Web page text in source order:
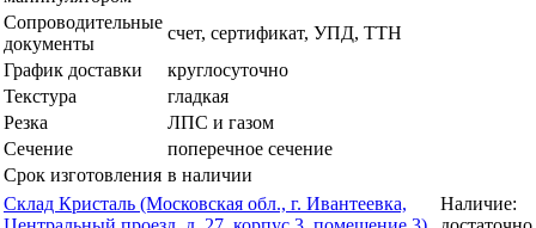
Сопроводительные
документы
счет, сертификат, УПД, ТТН
График доставки
круглосуточно
Текстура
гладкая
Резка
ЛПС и газом
Сечение
поперечное сечение
Срок изготовления в наличии
Склад Кристаль (Московская обл., г. Ивантеевка,
Наличие: